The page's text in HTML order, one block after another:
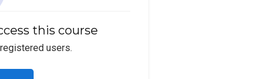
this course
users.